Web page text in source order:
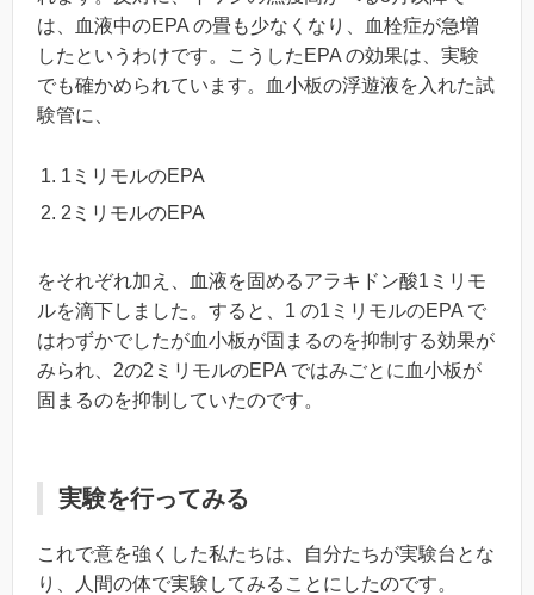
は、血液中のEPA の畳も少なくなり、血栓症が急増
したというわけです。こうしたEPA の効果は、実験
でも確かめられています。血小板の浮遊液を入れた試
験管に、
1ミリモルのEPA
2ミリモルのEPA
をそれぞれ加え、血液を固めるアラキドン酸1ミリモ
ルを滴下しました。すると、1 の1ミリモルのEPA で
はわずかでしたが血小板が固まるのを抑制する効果が
みられ、2の2ミリモルのEPA ではみごとに血小板が
固まるのを抑制していたのです。
実験を行ってみる
これで意を強くした私たちは、自分たちが実験台とな
り、人間の体で実験してみることにしたのです。